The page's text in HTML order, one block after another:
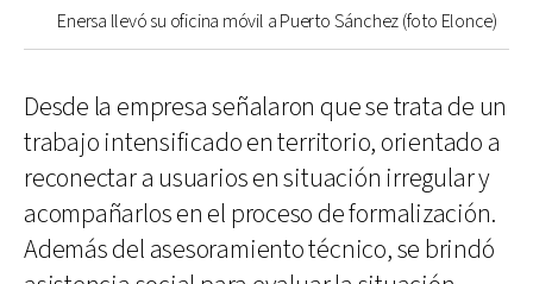
Enersa llevó su oficina móvil a Puerto Sánchez (foto Elonce)
Desde la empresa señalaron que se trata de un
trabajo intensificado en territorio, orientado a
reconectar a usuarios en situación irregular y
acompañarlos en el proceso de formalización.
Además del asesoramiento técnico, se brindó